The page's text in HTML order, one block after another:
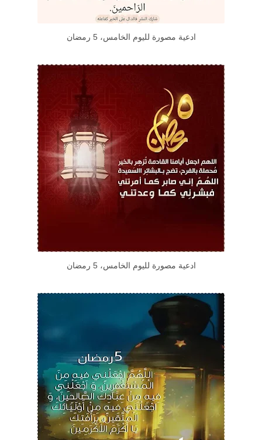
ادعية مصورة لليوم الخامس، 5 رمضان
ادعية مصورة لليوم الخامس، 5 رمضان